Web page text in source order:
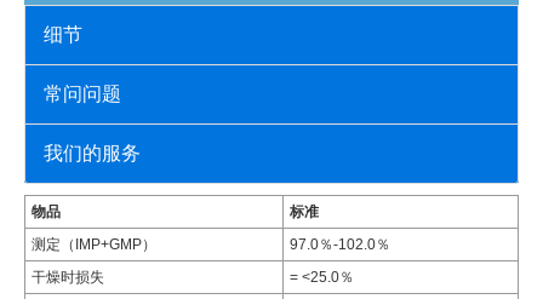
细节
常问问题
我们的服务
物品
标准
测定（IMP+GMP）
97.0％-102.0％
干燥时损失
= <25.0％